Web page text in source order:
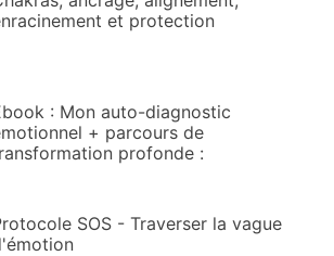
et protection
: Mon auto-diagnostic
+ parcours de
profonde :
SOS - Traverser la vague